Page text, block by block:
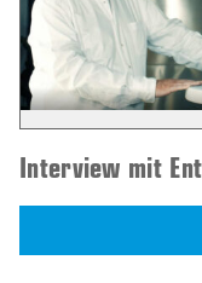
Interview mit